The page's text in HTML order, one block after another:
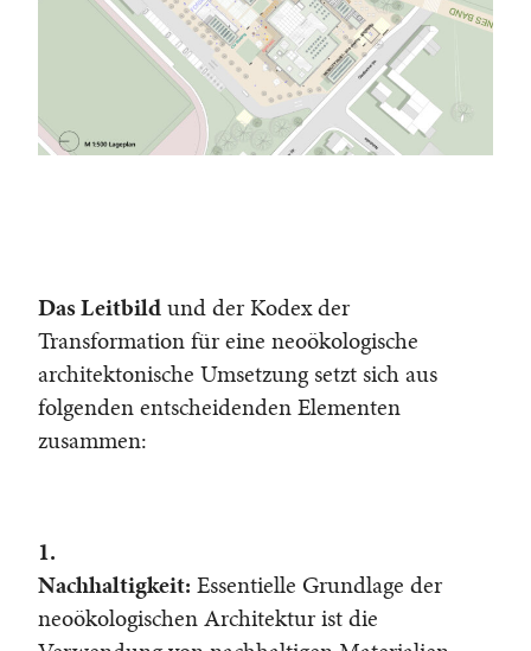
Das Leitbild und der Kodex der
Transformation für eine neoökologische
architektonische Umsetzung setzt sich aus
folgenden entscheidenden Elementen
zusammen:
1.
Nachhaltigkeit: Essentielle Grundlage der
neoökologischen Architektur ist die